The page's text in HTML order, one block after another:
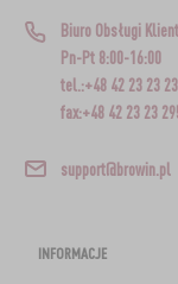
Biuro Obsługi
Pn-Pt 8:00-16:00
tel.:+48 42 23 23
fax:+48 42 23 23
support@browin.pl
INFORMACJE